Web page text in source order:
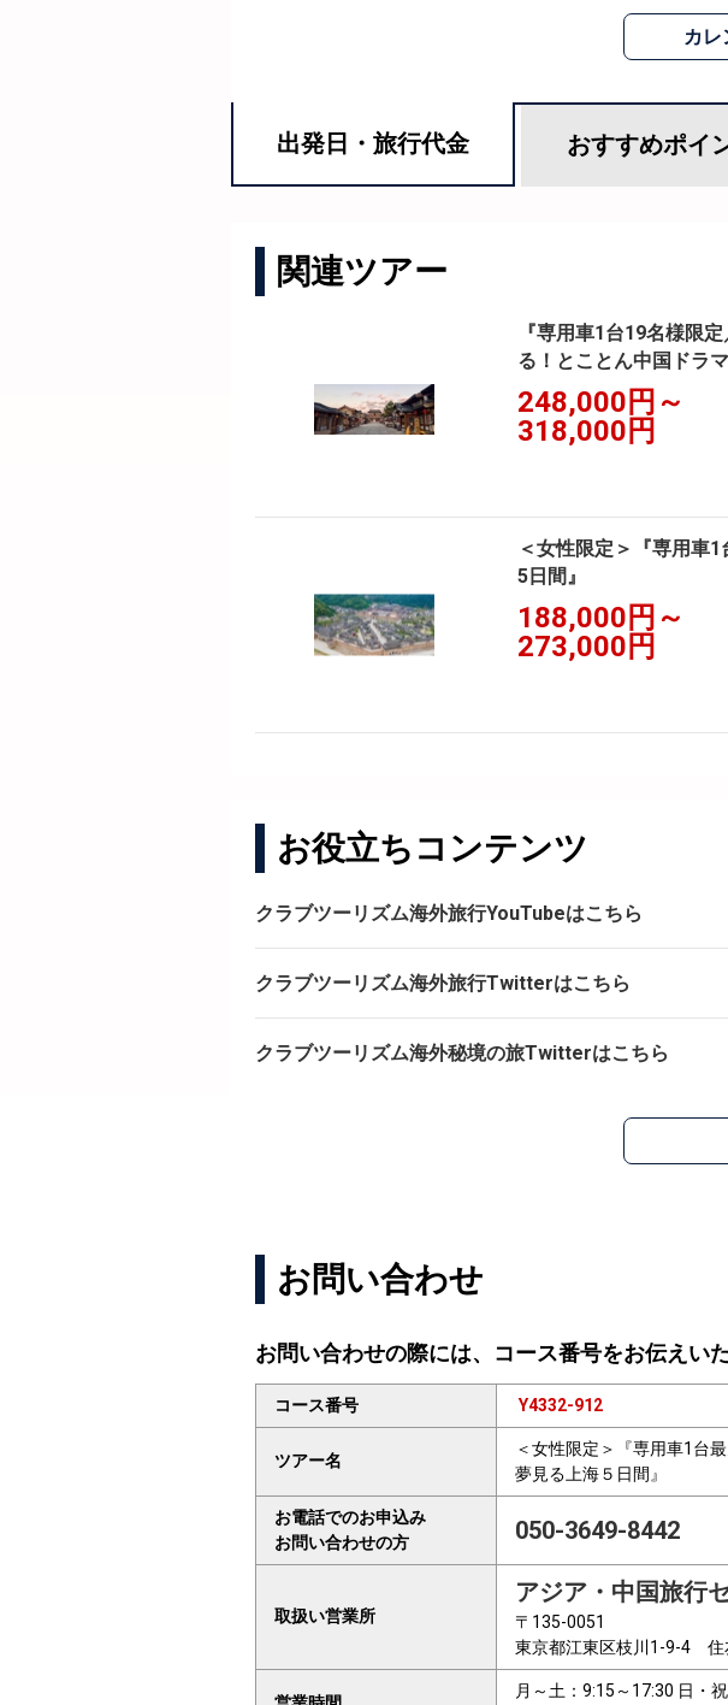
カ
出発日・ 旅行代金 おすすめポイ
関連ツアー
『専用車1台19名様限
る！とことん中国ドラ
248,000円～
318,000円
＜女性限定＞『専用車
5日間』
188,000円～
273,000円
お役立ちコンテンツ
クラブツーリズム海外旅行YouTubeはこちら
クラブツーリズム海外旅行Twitterはこちら
クラブツーリズム海外秘境の旅Twitterはこちら
お問い合わせ
お問い合わせの際には、コース番号をお伝えい
コース番号 Y4332-912
ツアー名
＜女性限定＞『専用車1台
夢見る上海５日間』
お電話でのお申込み
お問い合わせの方
050-3649-8442
取扱い営業所
アジア・中国旅行
〒135-0051
東京都江東区枝川1-9-4 住
月～土：9:15～17:30 日・